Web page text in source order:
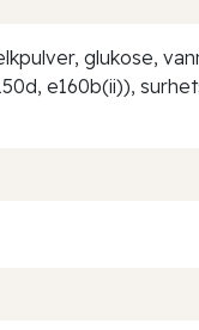
glukose,
e160b(ii)),